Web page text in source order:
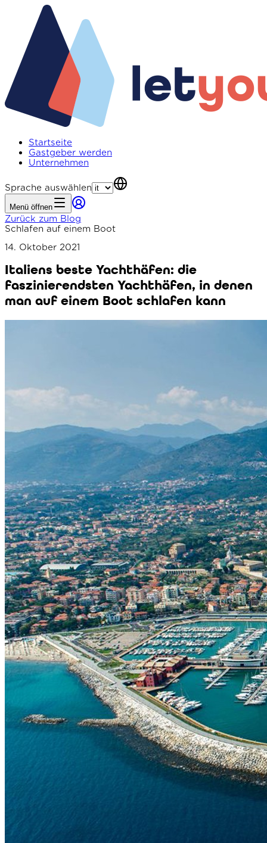
Startseite
Gastgeber werden
Unternehmen
Sprache auswählen
Menü öffnen
Zurück zum Blog
Schlafen auf einem Boot
14. Oktober 2021
Italiens beste Yachthäfen: die
faszinierendsten Yachthäfen, in denen
man auf einem Boot schlafen kann